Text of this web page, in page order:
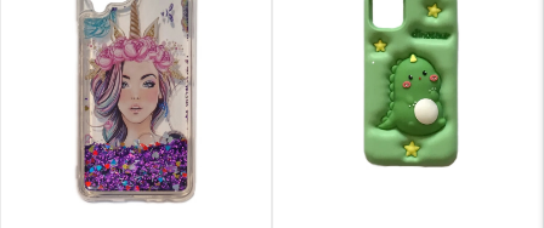
برند
فقط کالاهای موجود
فیلتر براساس قیمت :
تومان